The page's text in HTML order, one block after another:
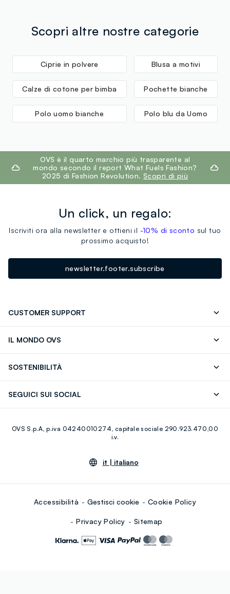
tuoi prodotti in negozio, il servizio è sempre gratuito.
Scopri altre nostre categorie
Ciprie in polvere Blusa a motivi
Calze di cotone per bimba Pochette bianche
Polo uomo bianche Polo blu da Uomo
footer.ariatitleOVS è il quarto marchio più trasparente al
mondo secondo il report What Fuels Fashion?
2025 di Fashion Revolution. Scopri di più
Un click, un regalo:
Iscriviti ora alla newsletter e ottieni il -10% di sconto sul tuo
prossimo acquisto!
newsletter.footer.subscribe
CUSTOMER SUPPORT
IL MONDO OVS
Giftcard
SOSTENIBILITÀ
SEGUICI SUI SOCIAL
Youtube Linkedin
OVS S.p.A, p.iva 04240010274, capitale sociale 290.923.470,00
i.v.
it | italiano
Accessibilità Gestisci cookie Cookie Policy
Privacy Policy Sitemap